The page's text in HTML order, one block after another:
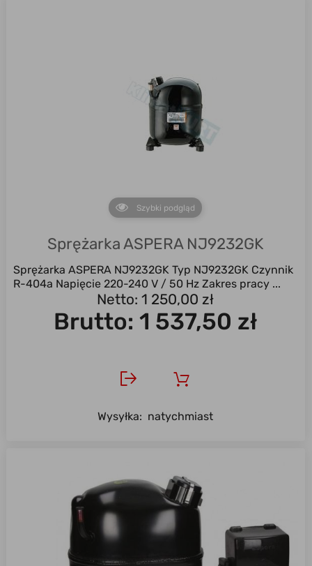
Szybki podgląd
Sprężarka ASPERA NJ9232GK
Sprężarka ASPERA NJ9232GK Typ NJ9232GK Czynnik
R-404a Napięcie 220-240 V / 50 Hz Zakres pracy ...
Netto: 1 250,00 zł
Brutto:1 537,50 zł
Wysyłka: natychmiast